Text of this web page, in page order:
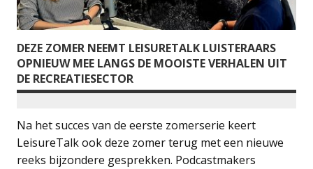
DEZE ZOMER NEEMT LEISURETALK LUISTERAARS
OPNIEUW MEE LANGS DE MOOISTE VERHALEN UIT
DE RECREATIESECTOR
Na het succes van de eerste zomerserie keert
LeisureTalk ook deze zomer terug met een nieuwe
reeks bijzondere gesprekken. Podcastmakers